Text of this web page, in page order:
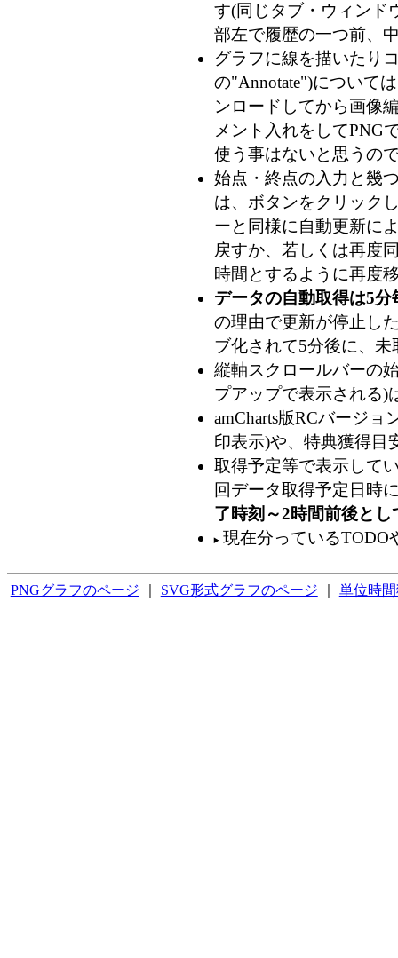
す(同じタブ・ウィンド
部左で履歴の一つ前、
グラフに線を描いたり
の"Annotate")について
ンロードしてから画像
メント入れをしてPNG
使う事はないと思うの
始点・終点の入力と幾
は、ボタンをクリック
ーと同様に自動更新に
戻すか、若しくは再度
時間とするように再度
データの自動取得は5分
の理由で更新が停止し
ブ化されて5分後に、
縦軸スクロールバーの
プアップで表示される)
amCharts版RCバージ
印表示)や、特典獲得目
取得予定等で表示して
回データ取得予定日時
了時刻～2時間前後と
現在分っているTODO
PNGグラフのページ SVG形式グラフのページ 単位時間